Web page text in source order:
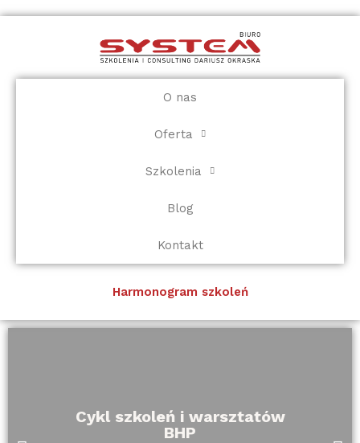
Przejdź
O nas
Oferta
Szkolenia
Blog
Kontakt
Harmonogram szkoleń
Cykl szkoleń i warsztatów
BHP